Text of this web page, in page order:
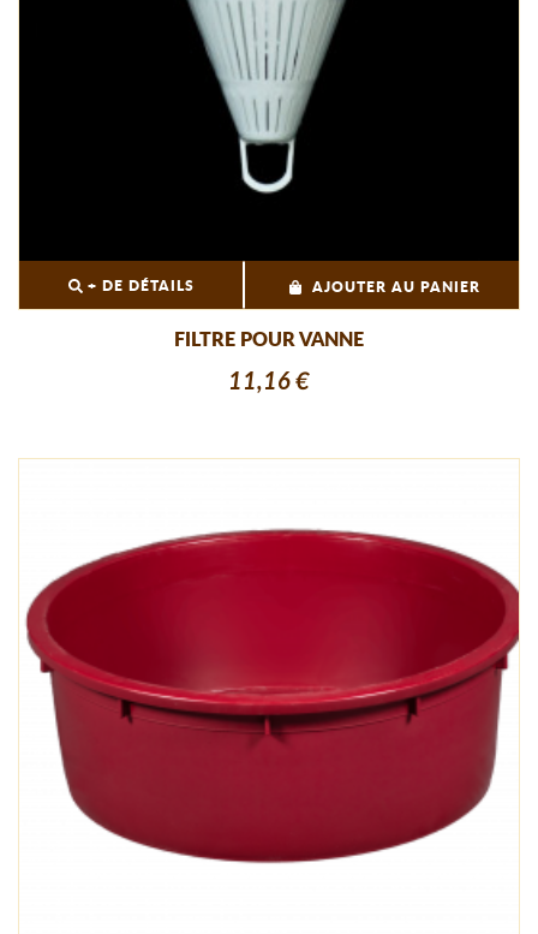
+ DE DÉTAILS AJOUTER AU PANIER
FILTRE POUR VANNE
11,16 €